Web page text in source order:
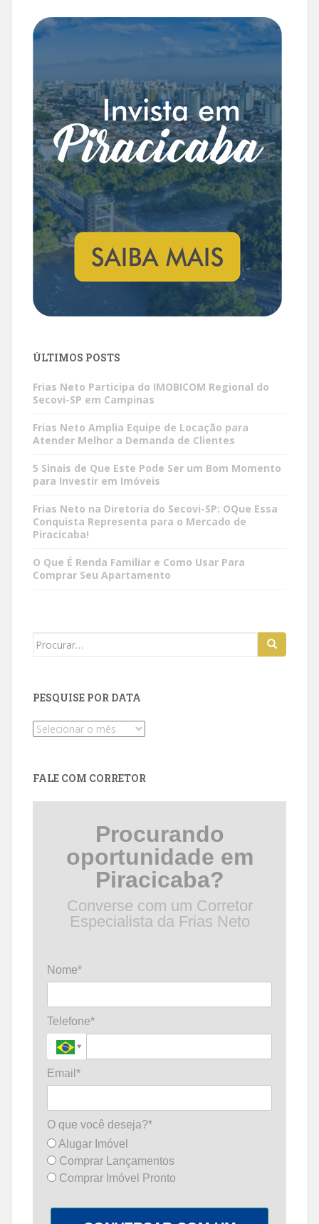
ÚLTIMOS POSTS
Frias Neto Participa do IMOBICOM Regional do
Secovi-SP em Campinas
Frias Neto Amplia Equipe de Locação para
Atender Melhor a Demanda de Clientes
5 Sinais de Que Este Pode Ser um Bom Momento
para Investir em Imóveis
Frias Neto na Diretoria do Secovi-SP: OQue Essa
Conquista Representa para o Mercado de
Piracicaba!
O Que É Renda Familiar e Como Usar Para
Comprar Seu Apartamento
Search
PESQUISE POR DATA
Pesquise
FALE COM CORRETOR
Procurando
oportunidade em
Piracicaba?
Converse com um Corretor
Especialista da Frias Neto
Nome*
Telefone*
Email*
O que você deseja?*
Alugar Imóvel
Comprar Lançamentos
Comprar Imóvel Pronto